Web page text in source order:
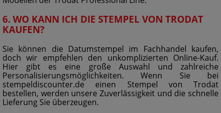
6. WO KANN ICH DIE STEMPEL VON TRODAT
KAUFEN?
Sie können die Datumstempel im Fachhandel kaufen,
doch wir empfehlen den unkomplizierten Online-Kauf.
Hier gibt es eine große Auswahl und zahlreiche
Personalisierungsmöglichkeiten. Wenn Sie bei
stempeldiscounter.de einen Stempel von Trodat
bestellen, werden unsere Zuverlässigkeit und die schnelle
Lieferung Sie überzeugen.